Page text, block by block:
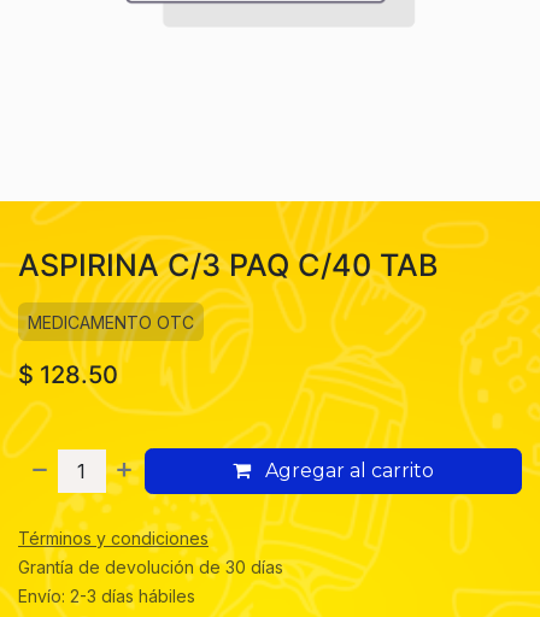
ASPIRINA C/3 PAQ C/40 TAB
MEDICAMENTO OTC
$ 128.50
Agregar al carrito
Términos y condiciones
Grantía de devolución de 30 días
Envío: 2-3 días hábiles